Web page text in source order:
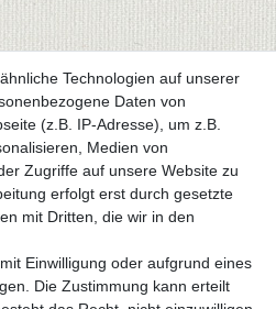
Technologien auf unserer
Daten von
(z.B. IP-Adresse), um z.B.
Medien von
Zugriffe auf unsere Website zu
erfolgt erst durch gesetzte
mit Dritten, die wir in den
Einwilligung oder aufgrund eines
Die Zustimmung kann erteilt